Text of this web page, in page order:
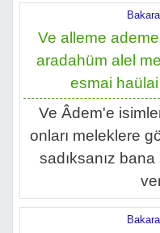
Ve alleme
aradahüm alel
esmai
Ve Âdem'e
onları meleklere
sadıksanız